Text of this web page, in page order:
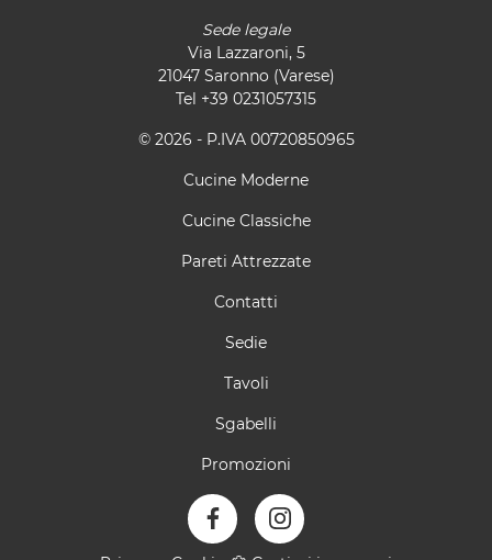
Sede legale
Via Lazzaroni, 5
21047 Saronno (Varese)
Tel +39 0231057315
© 2026 - P.IVA 00720850965
Cucine Moderne
Cucine Classiche
Pareti Attrezzate
Contatti
Sedie
Tavoli
Sgabelli
Promozioni